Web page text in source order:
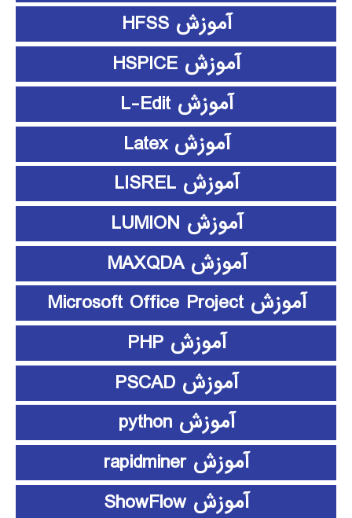
آموزش HFSS
آموزش HSPICE
آموزش L-Edit
آموزش Latex
آموزش LISREL
آموزش LUMION
آموزش MAXQDA
آموزش Microsoft Office Project
آموزش PHP
آموزش PSCAD
آموزش python
آموزش rapidminer
آموزش ShowFlow